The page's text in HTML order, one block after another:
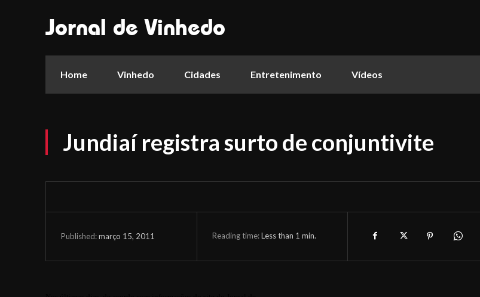
Jornal de Vinhedo
Home Vinhedo Cidades Entretenimento Vídeos
Jundiaí registra surto de conjuntivite
Published:março 15, 2011 Reading time:Less than 1 min.